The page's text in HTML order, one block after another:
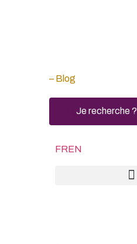
– Blog
Je recherche ?
FREN